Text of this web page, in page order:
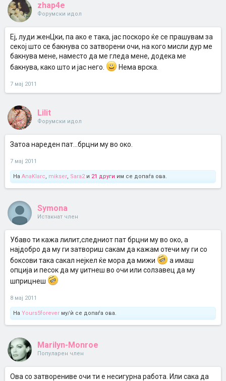
zhap4e
Форумски идол
Еј, луди женЦки, па ако е така, јас поскоро ќе се прашувам за
секој што се бакнува со затворени очи, на кого мисли дур ме
бакнува мене, наместо да ме гледа мене, додека ме
бакнува, како што и јас него.
Нема врска.
7 мај 2011
Lilit
Форумски идол
Затоа нареден пат...брцни му во око.
7 мај 2011
На AnaKlarc, mikser, Sara2и 21 други им се допаѓа ова.
Symona
Истакнат член
Убаво ти кажа лилит,следниот пат брцни му во око, а
најдобро да му ги затвориш сакам да кажам отечи му ги со
боксови така сакал нејкел ќе мора да мижи
а имаш
опција и песок да му џитнеш во очи или солзавец да му
шприцнеш
8 мај 2011
На Yours5forever му/ѝ се допаѓа ова.
Marilyn-Monroe
Популарен член
Ова со затворениве очи ти е несигурна работа. Или сака да